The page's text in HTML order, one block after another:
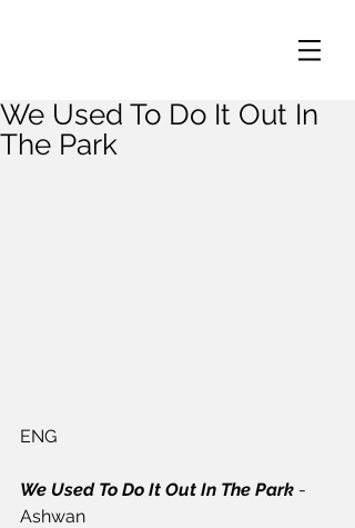
We Used To Do It Out In
The Park
ENG
We Used To Do It Out In The Park -
Ashwan